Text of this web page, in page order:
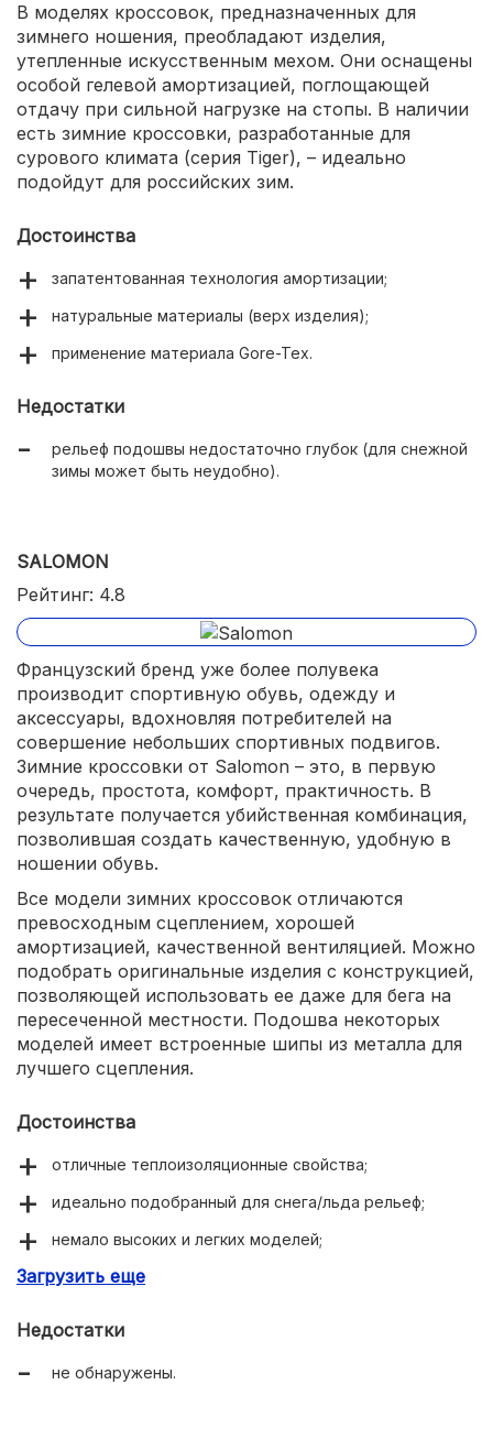
В моделях кроссовок, предназначенных для
зимнего ношения, преобладают изделия,
утепленные искусственным мехом. Они оснащены
особой гелевой амортизацией, поглощающей
отдачу при сильной нагрузке на стопы. В наличии
есть зимние кроссовки, разработанные для
сурового климата (серия Tiger), – идеально
подойдут для российских зим.
Достоинства
запатентованная технология амортизации;
натуральные материалы (верх изделия);
применение материала Gore-Tex.
Недостатки
рельеф подошвы недостаточно глубок (для снежной
зимы может быть неудобно).
SALOMON
Рейтинг: 4.8
Французский бренд уже более полувека
производит спортивную обувь, одежду и
аксессуары, вдохновляя потребителей на
совершение небольших спортивных подвигов.
Зимние кроссовки от Salomon – это, в первую
очередь, простота, комфорт, практичность. В
результате получается убийственная комбинация,
позволившая создать качественную, удобную в
ношении обувь.
Все модели зимних кроссовок отличаются
превосходным сцеплением, хорошей
амортизацией, качественной вентиляцией. Можно
подобрать оригинальные изделия с конструкцией,
позволяющей использовать ее даже для бега на
пересеченной местности. Подошва некоторых
моделей имеет встроенные шипы из металла для
лучшего сцепления.
Достоинства
отличные теплоизоляционные свойства;
идеально подобранный для снега/льда рельеф;
немало высоких и легких моделей;
«жизнеспособность» при температуре до -40 С0.
Загрузить еще
Недостатки
не обнаружены.